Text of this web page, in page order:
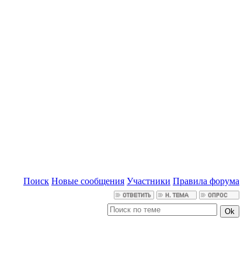
Поиск Новые сообщения Участники Правила форума